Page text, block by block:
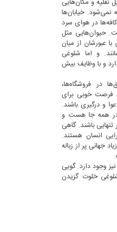
نقلیه و مکان‌هایی
نمی‌شود. خیابان‌ها
در هوای سرد
حیوان‌هایی مثل
عبورشان از میان
و اما شلوغی
و با وظایف بیش
در فروشگاه‌ها،
فرصت خوبی برای
و درگیری باشند.
در همه جا هست و
باشند. گاهی
انسان هستند.
جهانی پر از زباله
وجود دارد. گویی
خلوت گزیدن